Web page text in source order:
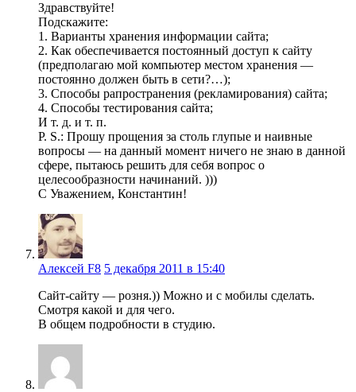
Здравствуйте!
Подскажите:
1. Варианты хранения информации сайта;
2. Как обеспечивается постоянный доступ к сайту
(предполагаю мой компьютер местом хранения —
постоянно должен быть в сети?…);
3. Способы рапространения (рекламирования) сайта;
4. Способы тестирования сайта;
И т. д. и т. п.
P. S.: Прошу прощения за столь глупые и наивные
вопросы — на данный момент ничего не знаю в данной
сфере, пытаюсь решить для себя вопрос о
целесообразности начинаний. )))
С Уважением, Константин!
Алексей F8 5 декабря 2011 в 15:40
Сайт-сайту — розня.)) Можно и с мобилы сделать.
Смотря какой и для чего.
В общем подробности в студию.